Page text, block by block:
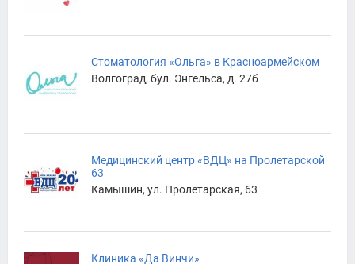
Стоматология «Ольга» в Красноармейском
Волгоград, бул. Энгельса, д. 27б
Медицинский центр «ВДЦ» на Пролетарской
63
Камышин, ул. Пролетарская, 63
Клиника «Да Винчи»